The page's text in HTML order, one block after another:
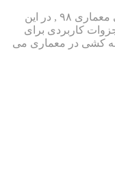
با سلام خدمت کاربران وب سایت تخصصی معماری ۹۸ , در این
کاربردی برای
کشی در معماری می